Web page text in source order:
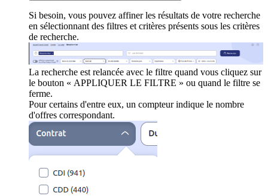
Si besoin, vous pouvez affiner les résultats de votre recherche
en sélectionnant des filtres et critères présents sous les critères
de recherche.
La recherche est relancée avec le filtre quand vous cliquez sur
le bouton « APPLIQUER LE FILTRE » ou quand le filtre se
ferme.
Pour certains d'entre eux, un compteur indique le nombre
d'offres correspondant.